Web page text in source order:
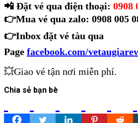
📲 Đặt vé qua điện thoại: 0908
👉Mua vé qua zalo: 0908 005
👉Inbox đặt vé tàu qua
Page facebook.com/
💥Giao vé tận nơi miễn phí.
Chia sẻ bạn bè